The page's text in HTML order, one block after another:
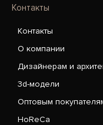
Контакты
Контакты
О компании
Дизайнерам и
3d-модели
Оптовым
HoReCa